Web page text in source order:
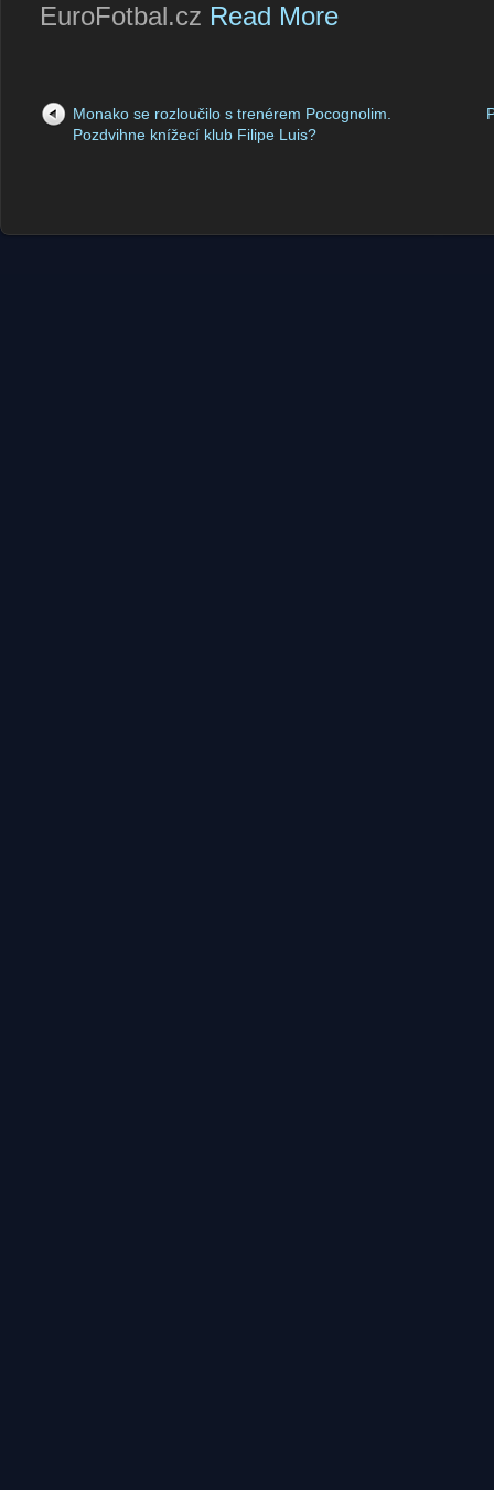
EuroFotbal.cz Read More
Monako se rozloučilo s trenérem Pocognolim.
Pozdvihne knížecí klub Filipe Luis?